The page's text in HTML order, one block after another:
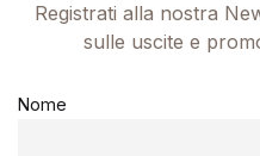
Registrati alla nostra
sulle uscite e
Nome